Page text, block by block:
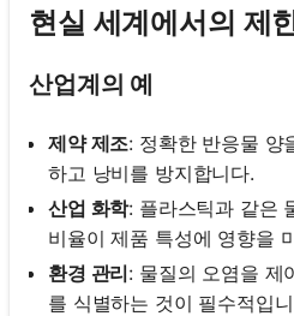
현실 세계에서의 제
산업계의 예
제약 제조: 정확한 반응물 양
하고 낭비를 방지합니다.
산업 화학: 플라스틱과 같은
비율이 제품 특성에 영향을
환경 관리: 물질의 오염을 제
를 식별하는 것이 필수적입